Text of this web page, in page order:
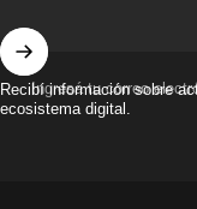
Ingresá tu correo
Recibí información sobre
ecosistema digital.